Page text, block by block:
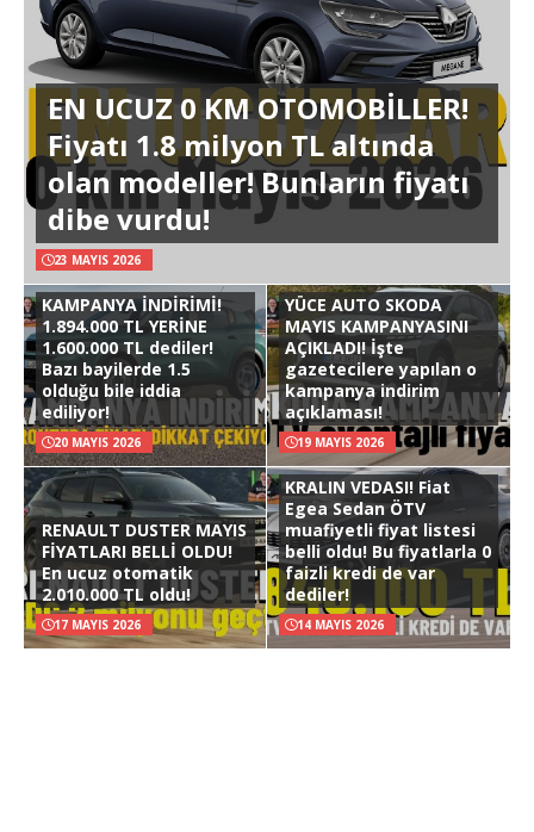
EN UCUZ 0 KM OTOMOBİLLER!
Fiyatı 1.8 milyon TL altında
olan modeller! Bunların fiyatı
dibe vurdu!
23 MAYIS 2026
KAMPANYA İNDİRİMİ!
1.894.000 TL YERİNE
1.600.000 TL dediler!
Bazı bayilerde 1.5
olduğu bile iddia
ediliyor!
20 MAYIS 2026
YÜCE AUTO SKODA
MAYIS KAMPANYASINI
AÇIKLADI! İşte
gazetecilere yapılan o
kampanya indirim
açıklaması!
19 MAYIS 2026
RENAULT DUSTER MAYIS
FİYATLARI BELLİ OLDU!
En ucuz otomatik
2.010.000 TL oldu!
17 MAYIS 2026
KRALIN VEDASI! Fiat
Egea Sedan ÖTV
muafiyetli fiyat listesi
belli oldu! Bu fiyatlarla 0
faizli kredi de var
dediler!
14 MAYIS 2026